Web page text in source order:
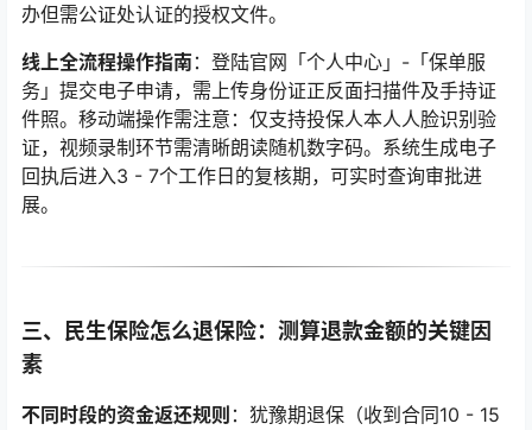
办但需公证处认证的授权文件。
线上全流程操作指南：登陆官网「个人中心」-「保单服
务」提交电子申请，需上传身份证正反面扫描件及手持证
件照。移动端操作需注意：仅支持投保人本人人脸识别验
证，视频录制环节需清晰朗读随机数字码。系统生成电子
回执后进入3 - 7个工作日的复核期，可实时查询审批进
展。
三、民生保险怎么退保险：测算退款金额的关键因
素
不同时段的资金返还规则 ：犹豫期退保（收到合同10 - 15